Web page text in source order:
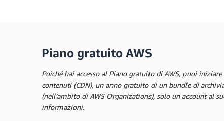
Piano gratuito AWS
Poiché hai accesso al Piano gratuito di AWS, puoi
contenuti (CDN), un anno gratuito di un bundle di
(nell’ambito di AWS Organizations), solo un account al
informazioni.